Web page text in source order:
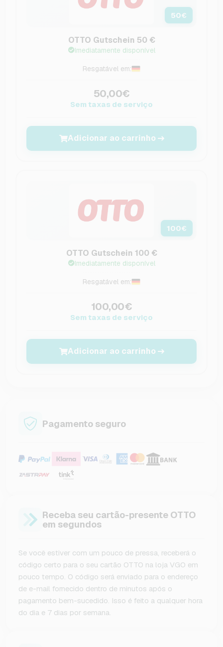
50€
OTTO Gutschein 50 €
Imediatamente disponível
Resgatável em:
50,00€
Sem taxas de serviço
Adicionar ao carrinho
100€
OTTO Gutschein 100 €
Imediatamente disponível
Resgatável em:
100,00€
Sem taxas de serviço
Adicionar ao carrinho
Pagamento seguro
Receba seu cartão-presente OTTO
em segundos
Se você estiver com um pouco de pressa, receberá o
código certo para o seu cartão OTTO na loja VGO em
pouco tempo. O código será enviado para o endereço
de e-mail fornecido dentro de minutos após o
pagamento bem-sucedido. Isso é feito a qualquer hora
do dia e 7 dias por semana.